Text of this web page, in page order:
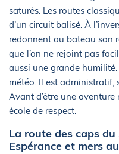
saturés. Les routes
d’un circuit balisé. À
redonnent au bateau son
que l’on ne rejoint pas
aussi une grande humilité.
météo. Il est
Avant d’être une
école de respect.
La route des caps
Espérance et mers